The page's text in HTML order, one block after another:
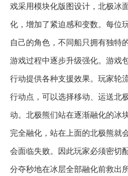
戏采用模块化版图设计，北极冰
化，增加了紧迫感和变数。每位
自己的角色，不同船只拥有独特
游戏过程中逐步升级强化。游戏
行动提供各种支援效果。玩家轮
行动点，可以选择移动、运送北
动。北极熊们站在逐渐融化的冰
完全融化，站在上面的北极熊就
会面临失败。因此玩家必须密切
分夺秒地在冰层全部融化前救出